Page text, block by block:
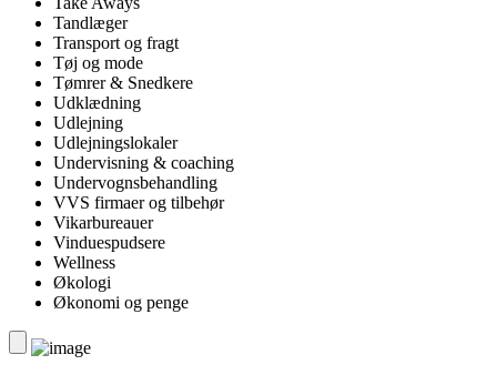
Tandlæger
Transport og fragt
Tøj og mode
Tømrer & Snedkere
Udklædning
Udlejning
Udlejningslokaler
Undervisning & coaching
Undervognsbehandling
VVS firmaer og tilbehør
Vikarbureauer
Vinduespudsere
Wellness
Økologi
Økonomi og penge